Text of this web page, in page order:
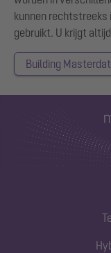
kunnen rechtstreeks
gebruikt. U krijgt
Building